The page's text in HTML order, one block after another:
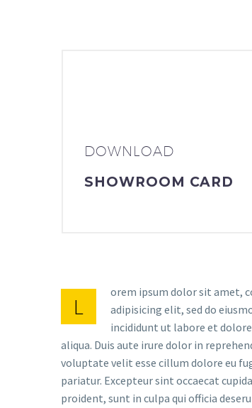
DOWNLOAD
SHOWROOM CARD
L
orem ipsum dolor sit amet,
adipisicing elit, sed do
incididunt ut labore et
aliqua. Duis aute irure dolor in
voluptate velit esse cillum dolore eu
pariatur. Excepteur sint occaecat
proident, sunt in culpa qui officia